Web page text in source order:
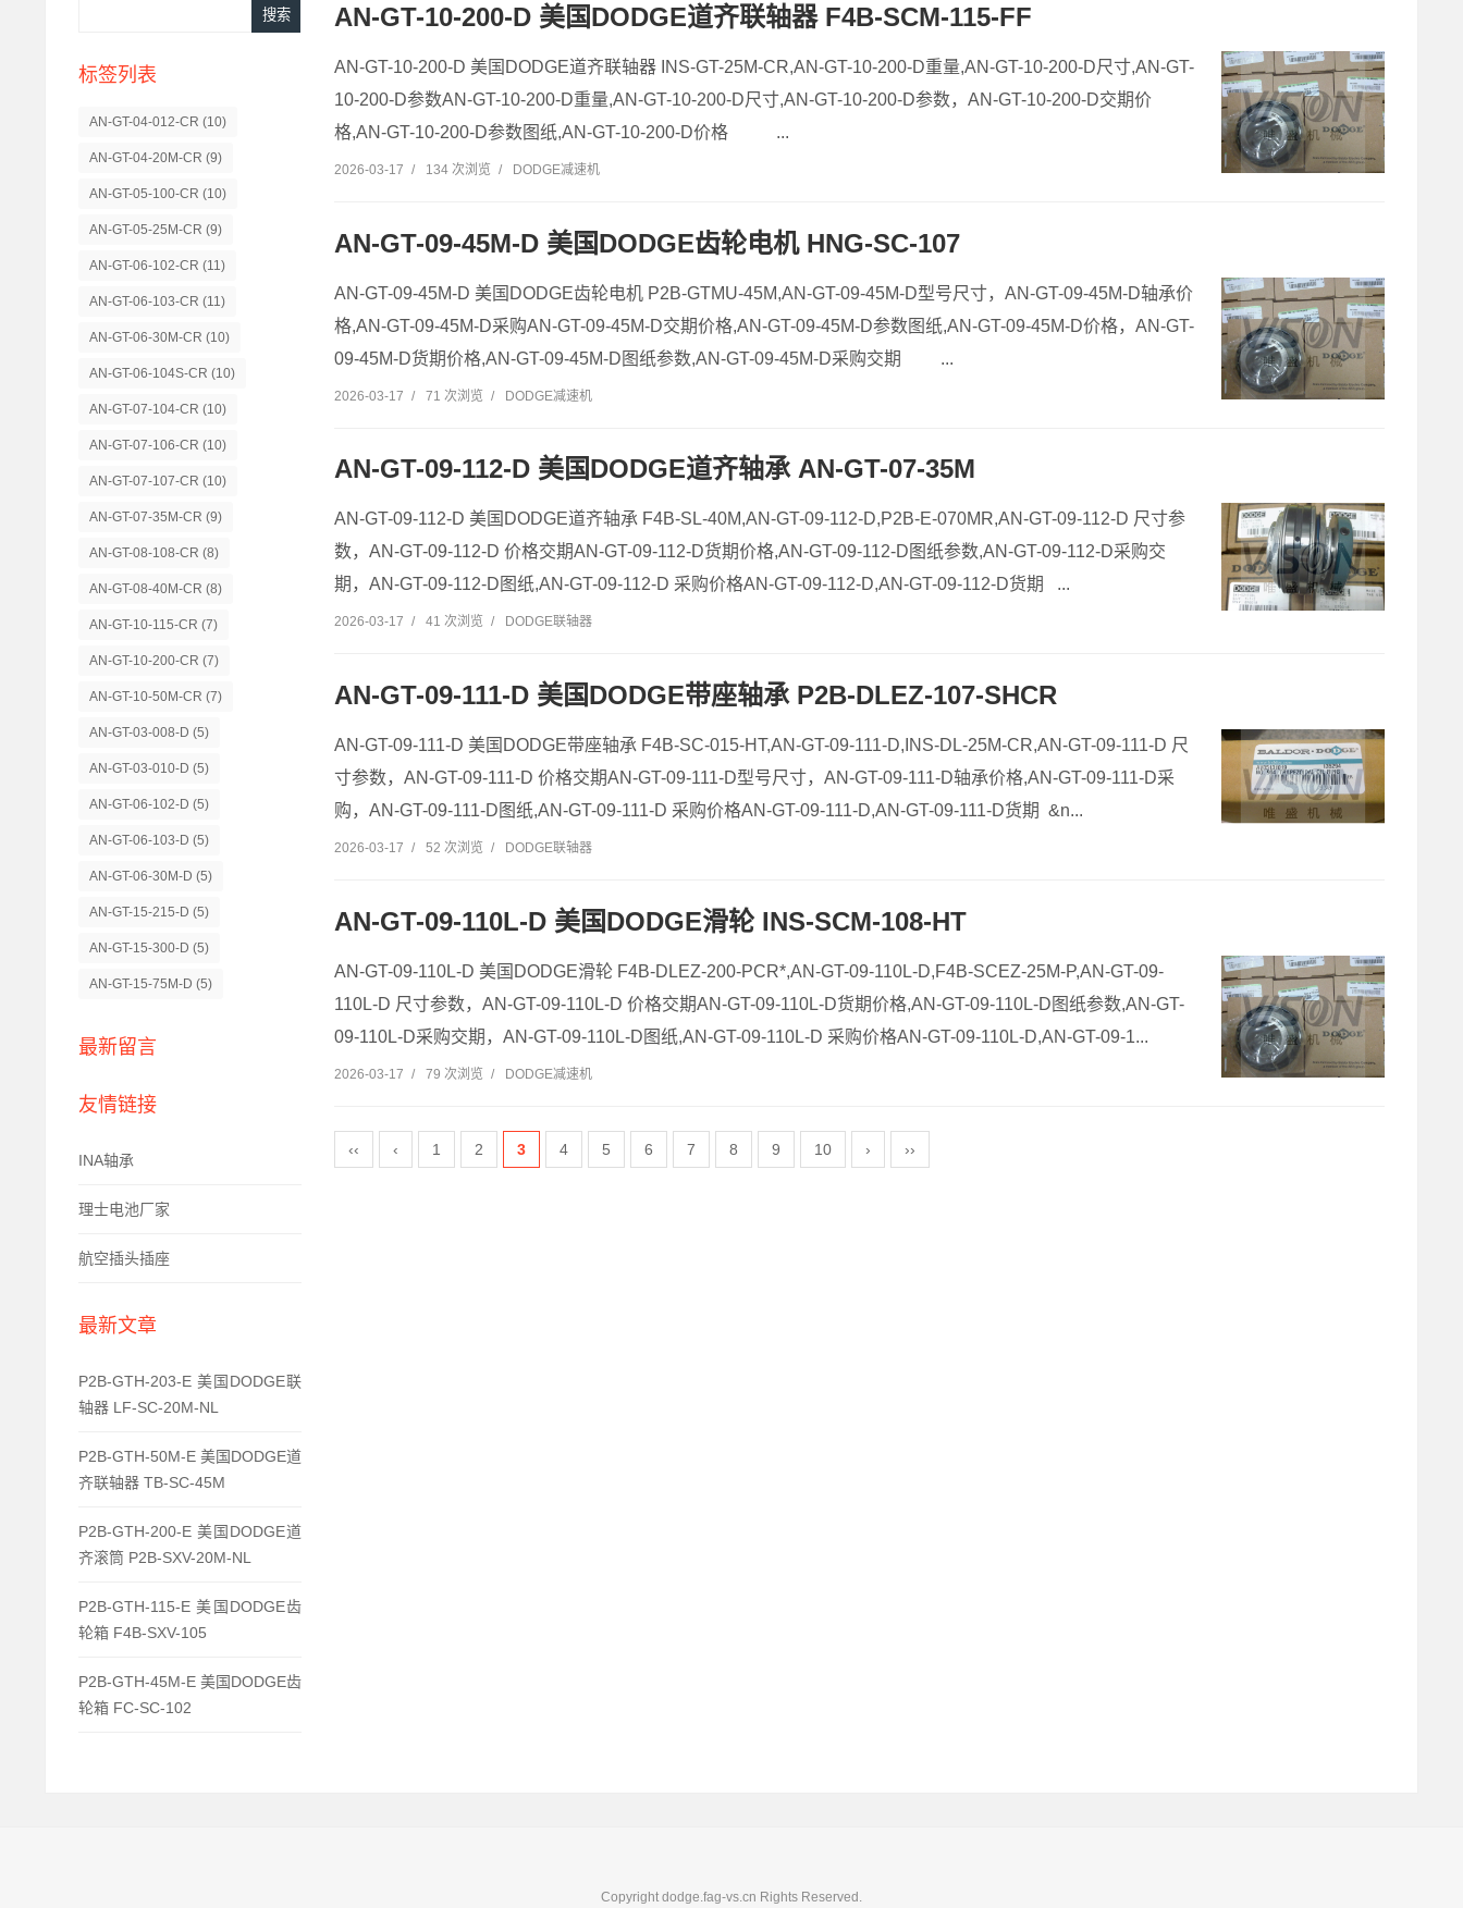
标签列表
AN-GT-04-012-CR (10)
AN-GT-04-20M-CR (9)
AN-GT-05-100-CR (10)
AN-GT-05-25M-CR (9)
AN-GT-06-102-CR (11)
AN-GT-06-103-CR (11)
AN-GT-06-30M-CR (10)
AN-GT-06-104S-CR (10)
AN-GT-07-104-CR (10)
AN-GT-07-106-CR (10)
AN-GT-07-107-CR (10)
AN-GT-07-35M-CR (9)
AN-GT-08-108-CR (8)
AN-GT-08-40M-CR (8)
AN-GT-10-115-CR (7)
AN-GT-10-200-CR (7)
AN-GT-10-50M-CR (7)
AN-GT-03-008-D (5)
AN-GT-03-010-D (5)
AN-GT-06-102-D (5)
AN-GT-06-103-D (5)
AN-GT-06-30M-D (5)
AN-GT-15-215-D (5)
AN-GT-15-300-D (5)
AN-GT-15-75M-D (5)
最新留言
友情链接
INA轴承
理士电池厂家
航空插头插座
最新文章
P2B-GTH-203-E 美国DODGE联
轴器 LF-SC-20M-NL
P2B-GTH-50M-E 美国DODGE道
齐联轴器 TB-SC-45M
P2B-GTH-200-E 美国DODGE道
齐滚筒 P2B-SXV-20M-NL
P2B-GTH-115-E 美国DODGE齿
轮箱 F4B-SXV-105
P2B-GTH-45M-E 美国DODGE齿
轮箱 FC-SC-102
AN-GT-10-200-D 美国DODGE道齐联轴器 F4B-SCM-115-FF
AN-GT-10-200-D 美国DODGE道齐联轴器 INS-GT-25M-CR,AN-GT-10-200-D重量,AN-GT-10-200-D尺寸,AN-GT-
10-200-D参数AN-GT-10-200-D重量,AN-GT-10-200-D尺寸,AN-GT-10-200-D参数，AN-GT-10-200-D交期价
格,AN-GT-10-200-D参数图纸,AN-GT-10-200-D价格 ...
2026-03-17 / 134 次浏览 / DODGE减速机
AN-GT-09-45M-D 美国DODGE齿轮电机 HNG-SC-107
AN-GT-09-45M-D 美国DODGE齿轮电机 P2B-GTMU-45M,AN-GT-09-45M-D型号尺寸，AN-GT-09-45M-D轴承价
格,AN-GT-09-45M-D采购AN-GT-09-45M-D交期价格,AN-GT-09-45M-D参数图纸,AN-GT-09-45M-D价格，AN-GT-
09-45M-D货期价格,AN-GT-09-45M-D图纸参数,AN-GT-09-45M-D采购交期 ...
2026-03-17 / 71 次浏览 / DODGE减速机
AN-GT-09-112-D 美国DODGE道齐轴承 AN-GT-07-35M
AN-GT-09-112-D 美国DODGE道齐轴承 F4B-SL-40M,AN-GT-09-112-D,P2B-E-070MR,AN-GT-09-112-D 尺寸参
数，AN-GT-09-112-D 价格交期AN-GT-09-112-D货期价格,AN-GT-09-112-D图纸参数,AN-GT-09-112-D采购交
期，AN-GT-09-112-D图纸,AN-GT-09-112-D 采购价格AN-GT-09-112-D,AN-GT-09-112-D货期 ...
2026-03-17 / 41 次浏览 / DODGE联轴器
AN-GT-09-111-D 美国DODGE带座轴承 P2B-DLEZ-107-SHCR
AN-GT-09-111-D 美国DODGE带座轴承 F4B-SC-015-HT,AN-GT-09-111-D,INS-DL-25M-CR,AN-GT-09-111-D 尺
寸参数，AN-GT-09-111-D 价格交期AN-GT-09-111-D型号尺寸，AN-GT-09-111-D轴承价格,AN-GT-09-111-D采
购，AN-GT-09-111-D图纸,AN-GT-09-111-D 采购价格AN-GT-09-111-D,AN-GT-09-111-D货期 &n...
2026-03-17 / 52 次浏览 / DODGE联轴器
AN-GT-09-110L-D 美国DODGE滑轮 INS-SCM-108-HT
AN-GT-09-110L-D 美国DODGE滑轮 F4B-DLEZ-200-PCR*,AN-GT-09-110L-D,F4B-SCEZ-25M-P,AN-GT-09-
110L-D 尺寸参数，AN-GT-09-110L-D 价格交期AN-GT-09-110L-D货期价格,AN-GT-09-110L-D图纸参数,AN-GT-
09-110L-D采购交期，AN-GT-09-110L-D图纸,AN-GT-09-110L-D 采购价格AN-GT-09-110L-D,AN-GT-09-1...
2026-03-17 / 79 次浏览 / DODGE减速机
‹‹ ‹ 1 2 3 4 5 6 7 8 9 10 › ››
Copyright dodge.fag-vs.cn Rights Reserved.